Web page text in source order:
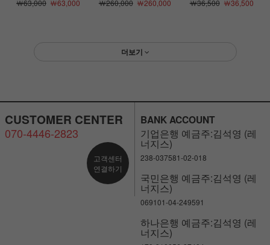
￦63,000￦63,000
￦260,000￦260,000
￦36,500￦36,500
더보기
CUSTOMER CENTER
070-4446-2823
고객센터
연결하기
BANK ACCOUNT
기업은행 예금주:김석영 (레
너지스)
238-037581-02-018
국민은행 예금주:김석영 (레
너지스)
069101-04-249591
하나은행 예금주:김석영 (레
너지스)